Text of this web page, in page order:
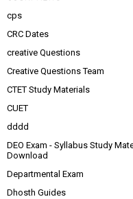
cps
CRC Dates
creative Questions
Creative Questions Team
CTET Study Materials
CUET
dddd
DEO Exam - Syllabus Study
Download
Departmental Exam
Dhosth Guides